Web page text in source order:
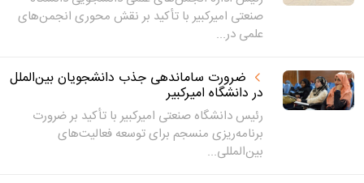
صنعتی امیرکبیر با تأکید بر نقش محوری انجمن‌های
علمی در...
ضرورت ساماندهی جذب دانشجویان بین‌الملل
در دانشگاه امیرکبیر
رئیس دانشگاه صنعتی امیرکبیر با تأکید بر ضرورت
برنامه‌ریزی منسجم برای توسعه فعالیت‌های
بین‌المللی...